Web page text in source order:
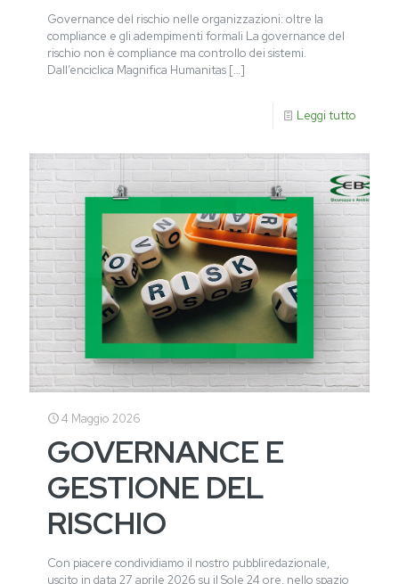
Governance del rischio nelle organizzazioni: oltre la
compliance e gli adempimenti formali La governance del
rischio non è compliance ma controllo dei sistemi.
Dall’enciclica Magnifica Humanitas […]
Leggi tutto
4 Maggio 2026
GOVERNANCE E
GESTIONE DEL
RISCHIO
Con piacere condividiamo il nostro pubbliredazionale,
uscito in data 27 aprile 2026 su il Sole 24 ore, nello spazio